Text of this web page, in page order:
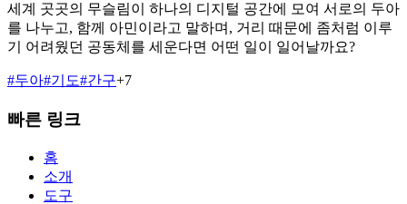
세계 곳곳의 무슬림이 하나의 디지털 공간에 모여 서로의 두아
를 나누고, 함께 아민이라고 말하며, 거리 때문에 좀처럼 이루
기 어려웠던 공동체를 세운다면 어떤 일이 일어날까요?
#두아#기도#간구+7
빠른 링크
홈
소개
도구